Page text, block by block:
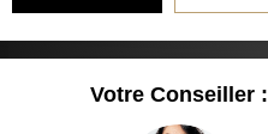
Votre Conseiller :